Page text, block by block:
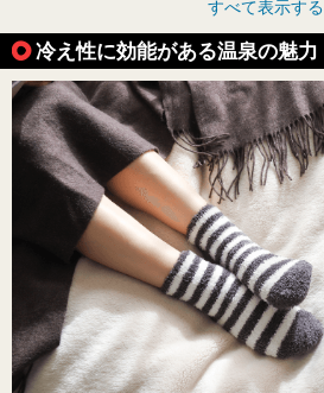
すべて表示する
冷え性に効能がある温泉の魅力